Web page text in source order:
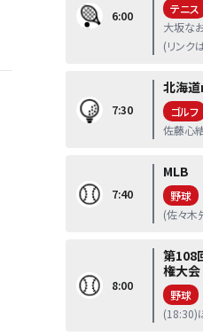
6:00 テニス
大坂な
(リンク
7:30
北海
ゴルフ
佐藤心
7:40
MLB
野球
(佐々木
8:00
第108
権大会
野球
(18:30)